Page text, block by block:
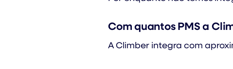
Com quantos PMS a
A Climber integra com